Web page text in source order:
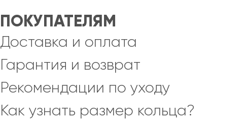
ПОКУПАТЕЛЯМ
Доставка и оплата
Гарантия и возврат
Рекомендации по уходу
Как узнать размер кольца?